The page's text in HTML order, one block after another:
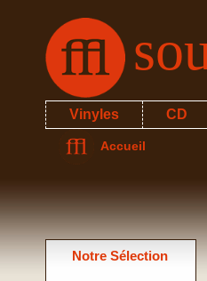
Vinyles CD
Accueil
Notre Sélection